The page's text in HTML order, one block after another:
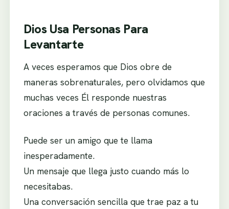
Dios Usa Personas Para
Levantarte
A veces esperamos que Dios obre de
maneras sobrenaturales, pero olvidamos que
muchas veces Él responde nuestras
oraciones a través de personas comunes.
Puede ser un amigo que te llama
inesperadamente.
Un mensaje que llega justo cuando más lo
necesitabas.
Una conversación sencilla que trae paz a tu